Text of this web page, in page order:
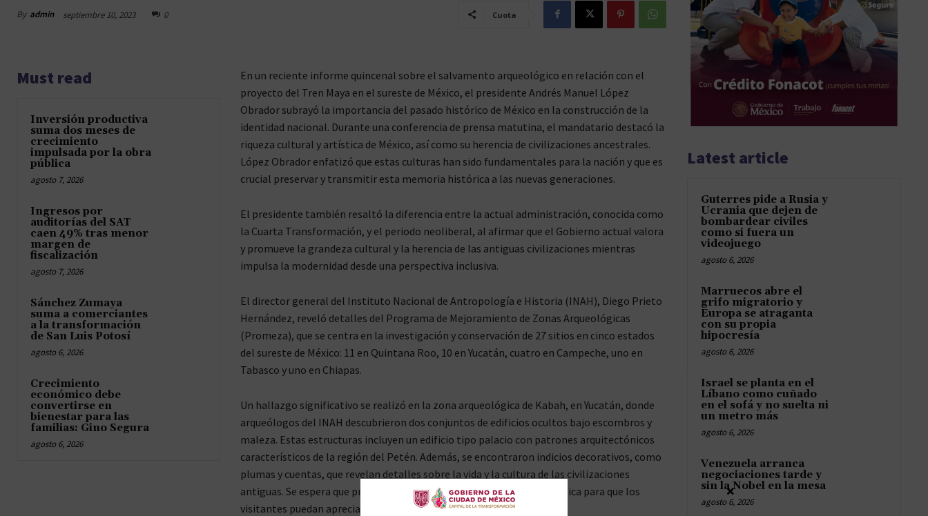
By admin septiembre 10, 2023 0 Cuota
Must read
Inversión productiva
suma dos meses de
crecimiento
impulsada por la obra
pública
agosto 7, 2026
Ingresos por
auditorías del SAT
caen 49% tras menor
margen de
fiscalización
agosto 7, 2026
Sánchez Zumaya
suma a comerciantes
a la transformación
de San Luis Potosí
agosto 6, 2026
Crecimiento
económico debe
convertirse en
bienestar para las
familias: Gino Segura
agosto 6, 2026
En un reciente informe quincenal sobre el salvamento arqueológico en relación con el
proyecto del Tren Maya en el sureste de México, el presidente Andrés Manuel López
Obrador subrayó la importancia del pasado histórico de México en la construcción de la
identidad nacional. Durante una conferencia de prensa matutina, el mandatario destacó la
riqueza cultural y artística de México, así como su herencia de civilizaciones ancestrales.
López Obrador enfatizó que estas culturas han sido fundamentales para la nación y que es
crucial preservar y transmitir esta memoria histórica a las nuevas generaciones.
El presidente también resaltó la diferencia entre la actual administración, conocida como
la Cuarta Transformación, y el periodo neoliberal, al afirmar que el Gobierno actual valora
y promueve la grandeza cultural y la herencia de las antiguas civilizaciones mientras
impulsa la modernidad desde una perspectiva inclusiva.
El director general del Instituto Nacional de Antropología e Historia (INAH), Diego Prieto
Hernández, reveló detalles del Programa de Mejoramiento de Zonas Arqueológicas
(Promeza), que se centra en la investigación y conservación de 27 sitios en cinco estados
del sureste de México: 11 en Quintana Roo, 10 en Yucatán, cuatro en Campeche, uno en
Tabasco y uno en Chiapas.
Un hallazgo significativo se realizó en la zona arqueológica de Kabah, en Yucatán, donde
arqueólogos del INAH descubrieron dos conjuntos de edificios ocultos bajo escombros y
maleza. Estas estructuras incluyen un edificio tipo palacio con patrones arquitectónicos
característicos de la región del Petén. Además, se encontraron indicios decorativos, como
plumas y cuentas, que revelan detalles sobre la vida y la cultura de las civilizaciones
antiguas. Se espera que próximamente se amplíe el área de visita pública para que los
visitantes puedan apreciar estos descubrimientos.
Latest article
Guterres pide a Rusia y
Ucrania que dejen de
bombardear civiles
como si fuera un
videojuego
agosto 6, 2026
Marruecos abre el
grifo migratorio y
Europa se atraganta
con su propia
hipocresía
agosto 6, 2026
Israel se planta en el
Líbano como cuñado
en el sofá y no suelta ni
un metro más
agosto 6, 2026
Venezuela arranca
negociaciones tarde y
sin la Nobel en la mesa
agosto 6, 2026
×